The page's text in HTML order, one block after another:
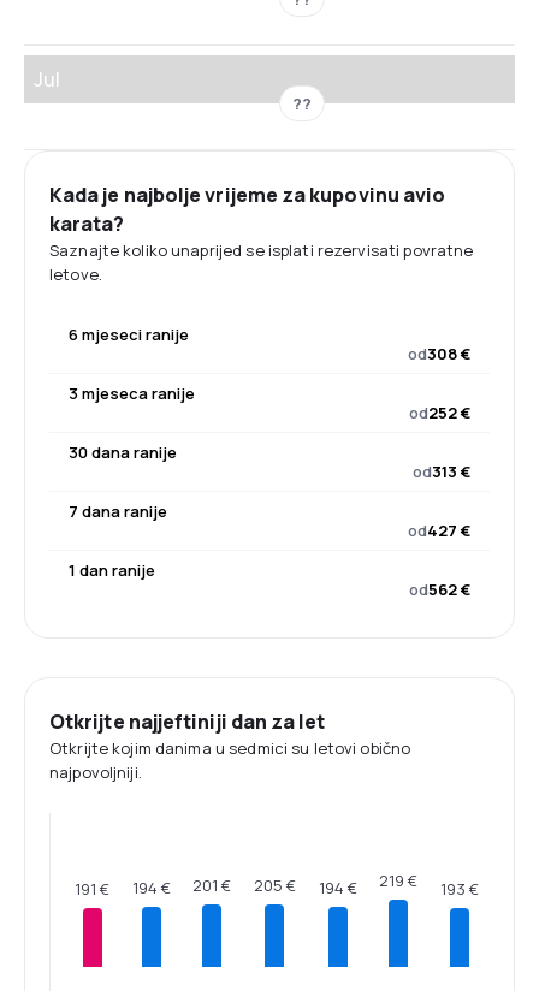
Jul
??
Kada je najbolje vrijeme za kupovinu avio
karata?
Saznajte koliko unaprijed se isplati rezervisati povratne
letove.
6 mjeseci ranije
od308 €
3 mjeseca ranije
od252 €
30 dana ranije
od313 €
7 dana ranije
od427 €
1 dan ranije
od562 €
Otkrijte najjeftiniji dan za let
Otkrijte kojim danima u sedmici su letovi obično
najpovoljniji.
191 € 194 € 201 € 205 € 194 € 219 € 193 €